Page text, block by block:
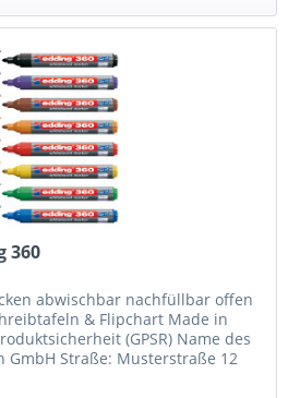
360
abwischbar nachfüllbar offen
& Flipchart Made in
(GPSR) Name des
GmbH Straße: Musterstraße 12